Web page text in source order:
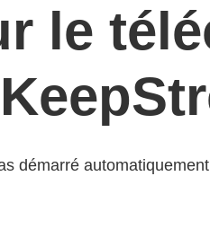
le
démarré